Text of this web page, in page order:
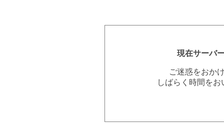
現在サーバ
ご迷惑をおか
しばらく時間を